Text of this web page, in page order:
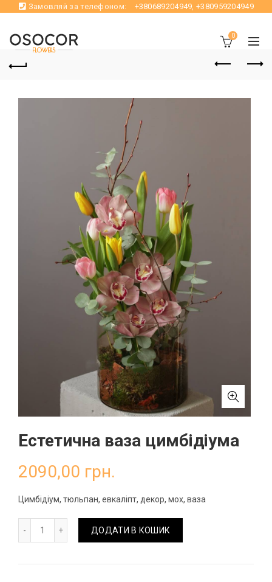
Замовляй за телефоном: +380689204949,+380959204949
0
Естетична ваза цимбідіума
2090,00 грн.
Цимбідіум, тюльпан, евкаліпт, декор, мох, ваза
Естетична ваза цимбідіума кількість
ДОДАТИ В КОШИК